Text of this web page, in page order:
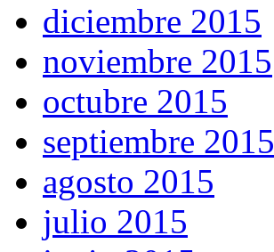
diciembre 2015
noviembre 2015
octubre 2015
septiembre 2015
agosto 2015
julio 2015